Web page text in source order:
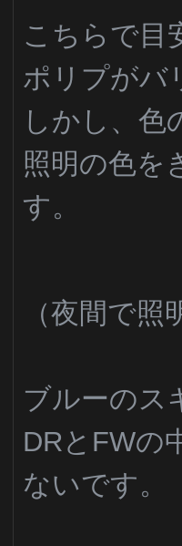
こちらで目
ポリプがバ
しかし、色
照明の色を
す。
（夜間で
ブルーのス
DRとFWの
ないです。